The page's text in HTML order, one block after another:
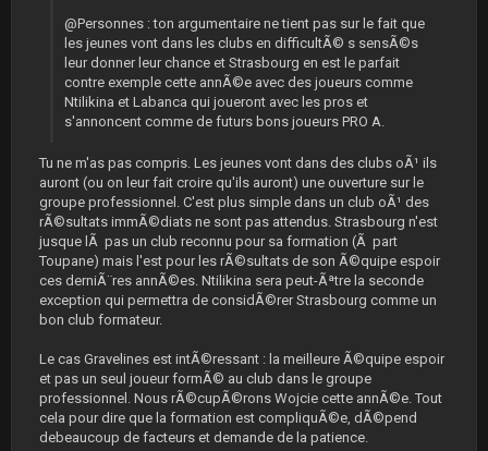
@Personnes : ton argumentaire ne tient pas sur le fait que
les jeunes vont dans les clubs en difficultÃ© s sensÃ©s
leur donner leur chance et Strasbourg en est le parfait
contre exemple cette annÃ©e avec des joueurs comme
Ntilikina et Labanca qui joueront avec les pros et
s'annoncent comme de futurs bons joueurs PRO A.
Tu ne m'as pas compris. Les jeunes vont dans des clubs oÃ¹ ils
auront (ou on leur fait croire qu'ils auront) une ouverture sur le
groupe professionnel. C'est plus simple dans un club oÃ¹ des
rÃ©sultats immÃ©diats ne sont pas attendus. Strasbourg n'est
jusque lÃ pas un club reconnu pour sa formation (Ã part
Toupane) mais l'est pour les rÃ©sultats de son Ã©quipe espoir
ces derniÃ¨res annÃ©es. Ntilikina sera peut-Ãªtre la seconde
exception qui permettra de considÃ©rer Strasbourg comme un
bon club formateur.
Le cas Gravelines est intÃ©ressant : la meilleure Ã©quipe espoir
et pas un seul joueur formÃ© au club dans le groupe
professionnel. Nous rÃ©cupÃ©rons Wojcie cette annÃ©e. Tout
cela pour dire que la formation est compliquÃ©e, dÃ©pend
debeaucoup de facteurs et demande de la patience.